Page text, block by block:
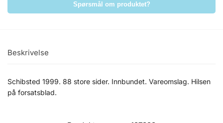
Spørsmål om produktet?
Beskrivelse
Schibsted 1999. 88 store sider. Innbundet. Vareomslag. Hilsen
på forsatsblad.